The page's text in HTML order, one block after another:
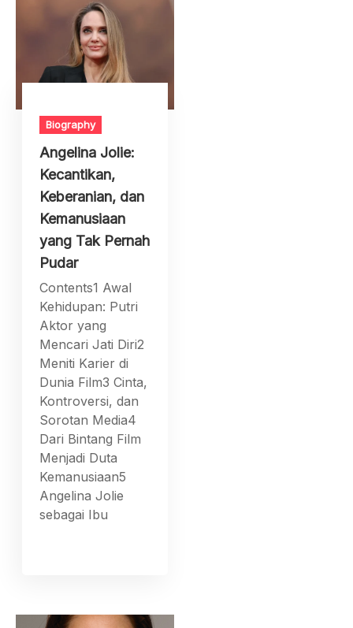
Biography
Angelina Jolie:
Kecantikan,
Keberanian, dan
Kemanusiaan
yang Tak Pernah
Pudar
Contents1 Awal
Kehidupan: Putri
Aktor yang
Mencari Jati Diri2
Meniti Karier di
Dunia Film3 Cinta,
Kontroversi, dan
Sorotan Media4
Dari Bintang Film
Menjadi Duta
Kemanusiaan5
Angelina Jolie
sebagai Ibu